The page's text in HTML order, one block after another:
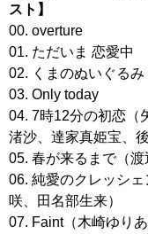
スト】
00. overture
01. ただいま 恋愛中
02. くまのぬいぐるみ
03. Only today
04. 7時12分の初恋（
渚沙、達家真姫宝、後
05. 春が来るまで（渡
06. 純愛のクレッシ
咲、田名部生来）
07. Faint（木崎ゆり